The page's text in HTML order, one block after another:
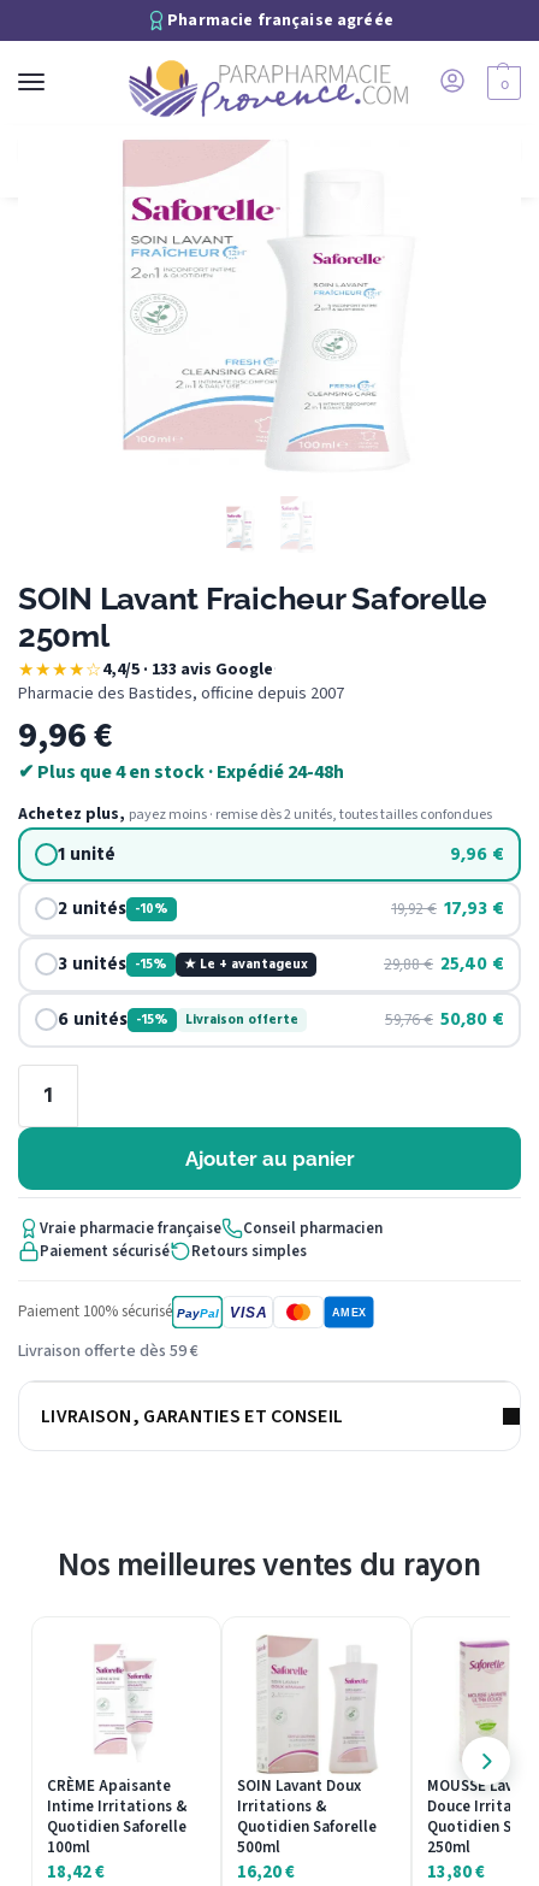
Pharmacie française agréée
0
SOIN Lavant Fraicheur Saforelle
250ml
★★★★☆4,4/5 · 133 avis Google·
Pharmacie des Bastides, officine depuis 2007
9,96€
✔ Plus que 4 en stock · Expédié 24-48h
Achetez plus, payez moins · remise dès 2 unités, toutes tailles confondues
1 unité 9,96 €
2 unités -10% 19,92€ 17,93 €
3 unités -15% ★ Le + avantageux 29,88€ 25,40 €
6 unités -15% Livraison offerte 59,76€ 50,80 €
Ajouter au panier
Vraie pharmacie française
Conseil pharmacien
Paiement sécurisé
Retours simples
Paiement 100% sécurisé PayPal VISA AMEX
Livraison offerte dès 59 €
LIVRAISON, GARANTIES ET CONSEIL
Nos meilleures ventes du rayon
CRÈME Apaisante
Intime Irritations &
Quotidien Saforelle
100ml
18,42€
SOIN Lavant Doux
Irritations &
Quotidien Saforelle
500ml
16,20€
MOUSSE
Douce
Quotidien
250ml
13,80€